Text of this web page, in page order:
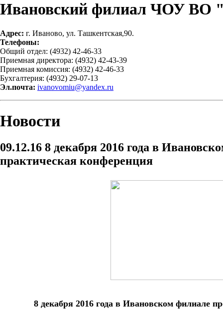
Ивановский филиал ЧОУ ВО
Адрес: г. Иваново, ул. Ташкентская,90.
Телефоны:
Общий отдел: (4932) 42-46-33
Приемная директора: (4932) 42-43-39
Приемная комиссия: (4932) 42-46-33
Бухгалтерия: (4932) 29-07-13
Эл.почта: ivanovomiu@yandex.ru
Новости
09.12.16 8 декабря 2016 года в
практическая конференция
8 декабря 2016 года в Ивановском филиале